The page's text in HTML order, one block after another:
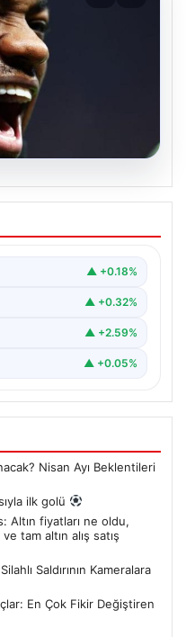
formasıyla
▲ +0.18%
▲ +0.32%
▲ +2.59%
▲ +0.05%
Nisan Ayı Beklentileri
ilk golü
Altın fiyatları ne oldu,
tam altın alış satış
Saldırının Kameralara
En Çok Fikir Değiştiren